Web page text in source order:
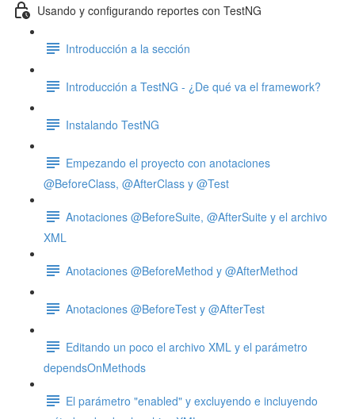
Usando y configurando reportes con TestNG
Introducción a la sección
Introducción a TestNG - ¿De qué va el framework?
Instalando TestNG
Empezando el proyecto con anotaciones
@BeforeClass, @AfterClass y @Test
Anotaciones @BeforeSuite, @AfterSuite y el archivo
XML
Anotaciones @BeforeMethod y @AfterMethod
Anotaciones @BeforeTest y @AfterTest
Editando un poco el archivo XML y el parámetro
dependsOnMethods
El parámetro "enabled" y excluyendo e incluyendo